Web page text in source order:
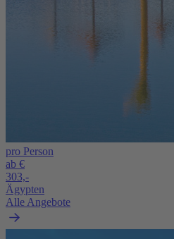
pro Person
ab €
303,-
Ägypten
Alle Angebote